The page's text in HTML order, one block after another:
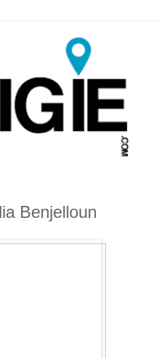
Benjelloun